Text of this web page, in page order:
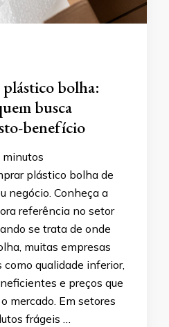
bolha:
busca
benefício
minutos
plástico bolha de
negócio. Conheça a
referência no setor
se trata de onde
muitas empresas
qualidade inferior,
e preços que
mercado. Em setores
frágeis …